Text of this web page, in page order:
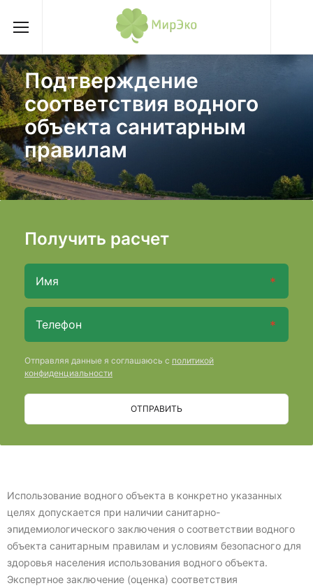
Подтверждение
соответствия водного
объекта санитарным
правилам
Получить расчет
Отправляя данные я соглашаюсь с политикой
конфиденциальности
ОТПРАВИТЬ
Использование водного объекта в конкретно указанных
целях допускается при наличии санитарно-
эпидемиологического заключения о соответствии водного
объекта санитарным правилам и условиям безопасного для
здоровья населения использования водного объекта.
Экспертное заключение (оценка) соответствия